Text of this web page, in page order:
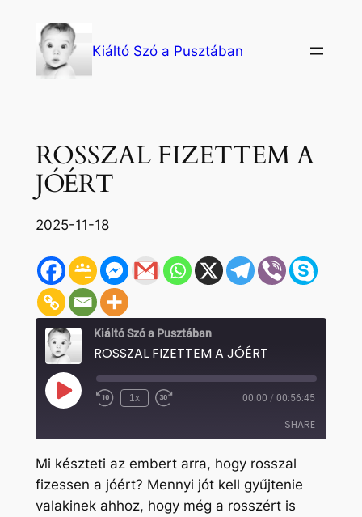
tartalomhoz
Kiáltó Szó a Pusztában
ROSSZAL FIZETTEM A
JÓÉRT
2025-11-18
Kiáltó Szó a Pusztában
ROSSZAL FIZETTEM A JÓÉRT
Play
Episode Rewind
1x
Fast
seconds
00:00 / 00:56:45
SHARE
SHARE
LINK
Mi készteti az embert arra, hogy rosszal
fizessen a jóért? Mennyi jót kell gyűjtenie
valakinek ahhoz, hogy még a rosszért is